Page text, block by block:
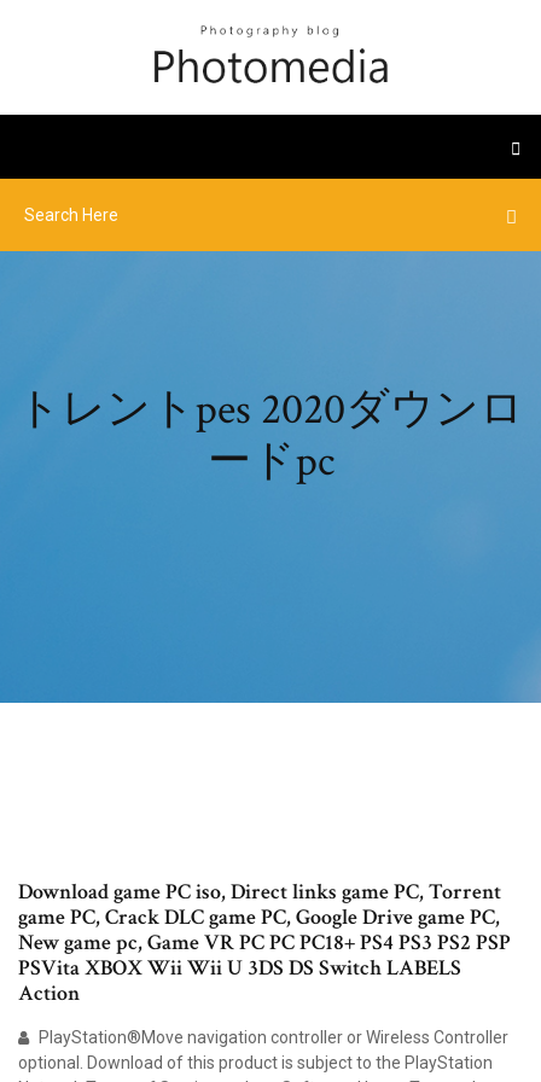
トレントpes 2020ダウンロ
ードpc
Download game PC iso, Direct links game PC, Torrent
game PC, Crack DLC game PC, Google Drive game PC,
New game pc, Game VR PC PC PC18+ PS4 PS3 PS2 PSP
PSVita XBOX Wii Wii U 3DS DS Switch LABELS
Action
PlayStation®Move navigation controller or Wireless Controller
optional. Download of this product is subject to the PlayStation